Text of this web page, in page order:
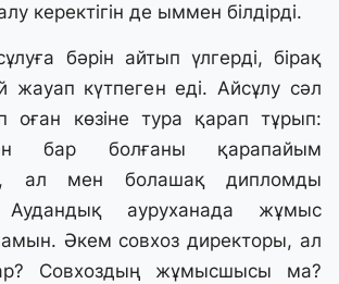
керектігін де ыммен білдірді.
бәрін айтып үлгерді, бірақ
жауап күтпеген еді. Айсұлу сәл
оған көзіне тура қарап тұрып:
бар болғаны қарапайым
ал мен болашақ дипломды
Аудандық ауруханада жұмыс
Әкем совхоз директоры, ал
Совхоздың жұмысшысы ма?